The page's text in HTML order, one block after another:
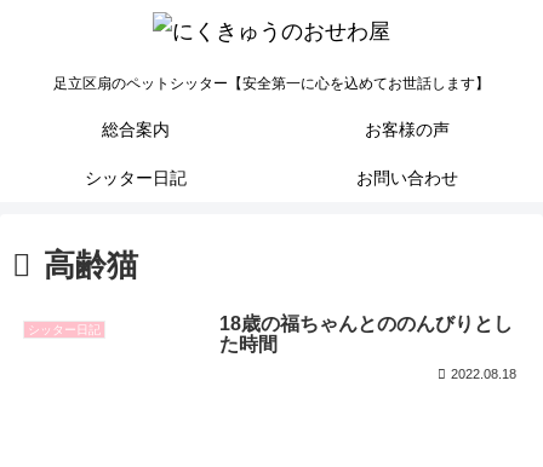
足立区扇のペットシッター【安全第一に心を込めてお世話します】
総合案内 お客様の声
シッター日記 お問い合わせ
高齢猫
シッター日記
18歳の福ちゃんとののんびりとし
た時間
2022.08.18